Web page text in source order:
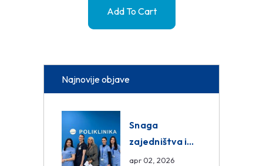
Add To Cart
Najnovije objave
Snaga
zajedništva i
razmjena
apr 02, 2026